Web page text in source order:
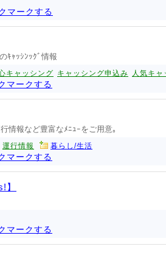
マークする
ｷｬｯｼﾝｯｸﾞ情報
キャッシング キャッシング申込み 人気キャ
マークする
情報など豊富なﾒﾆｭｰをご用意｡
運行情報 暮らし/生活
マークする
】
マークする